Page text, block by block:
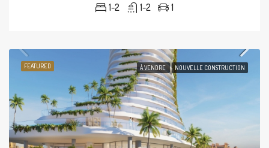
1-2 1-2 1
FEATURED À VENDRE NOUVELLE CONSTRUCTION